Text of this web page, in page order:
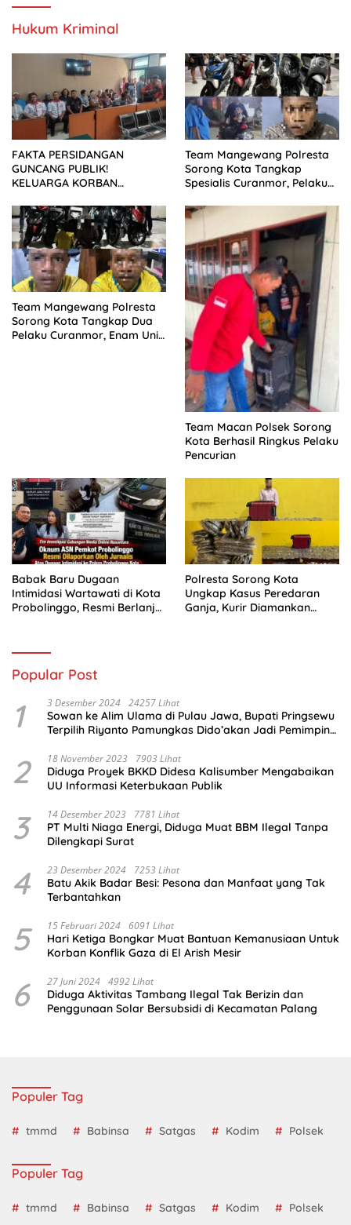
Hukum Kriminal
FAKTA PERSIDANGAN
GUNCANG PUBLIK!
KELUARGA KORBAN
SETELAH SIDANG TUNTUTAN
DITUNDA
Team Mangewang Polresta
Sorong Kota Tangkap
Spesialis Curanmor, Pelaku
Team Mangewang Polresta
Sorong Kota Tangkap Dua
Pelaku Curanmor, Enam Unit
Team Macan Polsek Sorong
Kota Berhasil Ringkus Pelaku
Pencurian
Babak Baru Dugaan
Intimidasi Wartawati di Kota
Probolinggo, Resmi Berlanjut
Polresta Sorong Kota
Ungkap Kasus Peredaran
Ganja, Kurir Diamankan
Popular Post
1 3 Desember 2024 24257 Lihat
Sowan ke Alim Ulama di Pulau Jawa, Bupati Pringsewu
Terpilih Riyanto Pamungkas Dido’akan Jadi Pemimpin
2 18 November 2023 7903 Lihat
Diduga Proyek BKKD Didesa Kalisumber Mengabaikan
UU Informasi Keterbukaan Publik
3 14 Desember 2023 7781 Lihat
PT Multi Niaga Energi, Diduga Muat BBM Ilegal Tanpa
Dilengkapi Surat
4 23 Desember 2024 7253 Lihat
Batu Akik Badar Besi: Pesona dan Manfaat yang Tak
Terbantahkan
5 15 Februari 2024 6091 Lihat
Hari Ketiga Bongkar Muat Bantuan Kemanusiaan Untuk
Korban Konflik Gaza di El Arish Mesir
6 27 Juni 2024 4992 Lihat
Diduga Aktivitas Tambang Ilegal Tak Berizin dan
Penggunaan Solar Bersubsidi di Kecamatan Palang
Populer Tag
tmmd Babinsa Satgas Kodim Polsek
Populer Tag
tmmd Babinsa Satgas Kodim Polsek